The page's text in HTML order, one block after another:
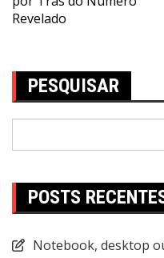
de
Revelado
PESQUISAR
POSTS
Notebook, desktop